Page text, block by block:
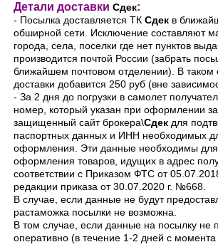
Детали доставки Сдек:
- Посылка доставляется ТК Сдек в
обширной сети. Исключение составляют
города, села, поселки где нет пунктов
производится почтой России (забрать
ближайшем почтовом отделении). В таком
доставки добавится 250 руб (вне
- За 2 дня до погрузки в самолет
номер, который указан при оформлении
защищенный сайт брокера\Сдек для
паспортных данных и ИНН необходимых
оформления. Эти данные необходимы
оформления товаров, идущих в адрес
соответствии с Приказом ФТС от
редакции приказа от 30.07.2020 г. №668.
В случае, если данные не будут
растаможка посылки не возможна.
В том случае, если данные на посылку не
оперативно (в течение 1-2 дней с момента